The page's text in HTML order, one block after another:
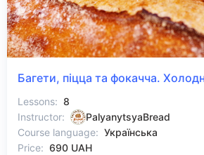
Багети, піцца та фокачча.
Lessons: 8
Instructor:
PalyanytsyaBread
Course language: Українська
Price: 690 UAH